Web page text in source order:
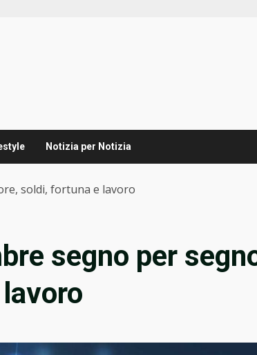
Notizia per Notizia
soldi, fortuna e lavoro
segno per